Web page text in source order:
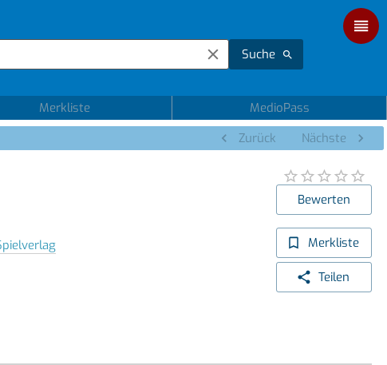
Suche
Merkliste
MedioPass
Zurück Nächste
Bewerten
Merkliste
Teilen